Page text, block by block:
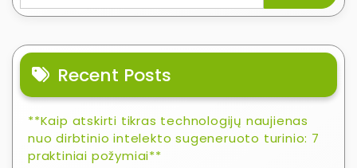
Recent Posts
**Kaip atskirti tikras technologijų naujienas
nuo dirbtinio intelekto sugeneruoto turinio: 7
praktiniai požymiai**